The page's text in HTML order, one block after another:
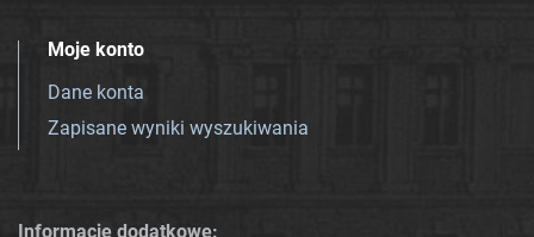
Moje konto
Dane konta
Zapisane wyniki wyszukiwania
Informacje dodatkowe: